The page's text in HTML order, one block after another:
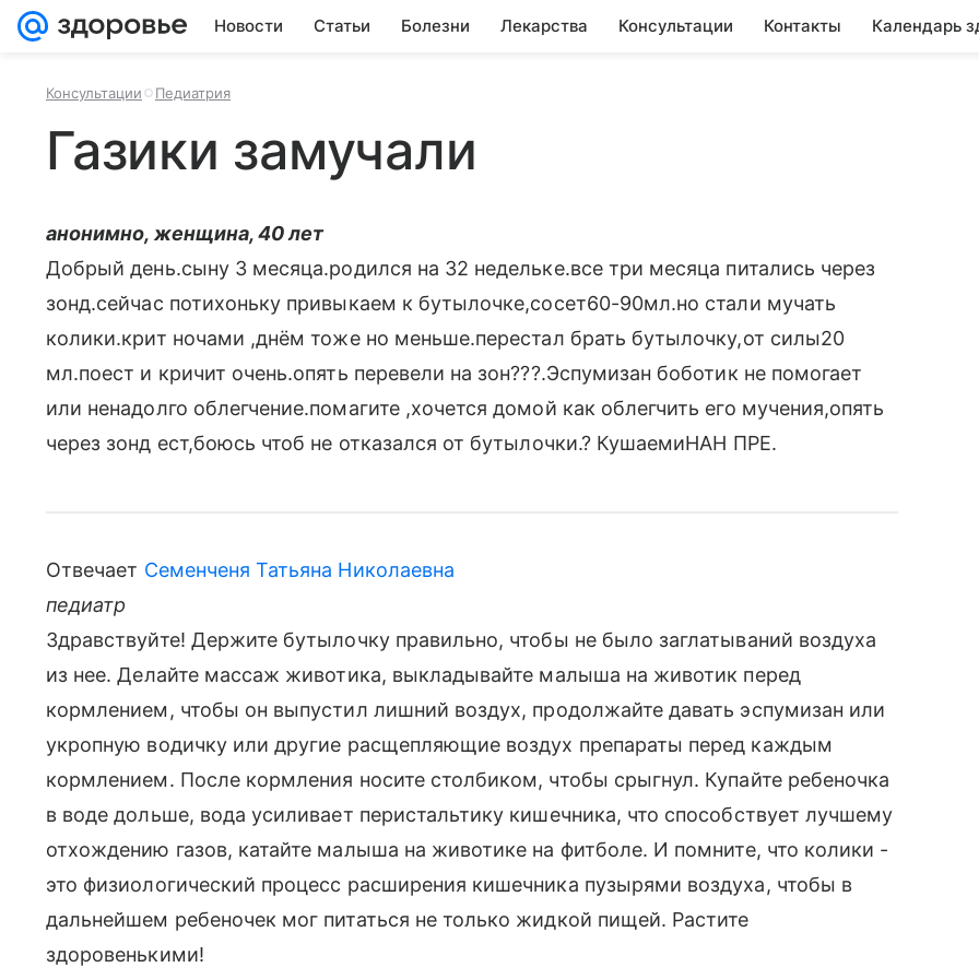
Новости Статьи Болезни Лекарства Консультации Контакты Календарь
Консультации Педиатрия
Газики замучали
анонимно, женщина, 40 лет
Добрый день.сыну 3 месяца.родился на 32 недельке.все три месяца питались через
зонд.сейчас потихоньку привыкаем к бутылочке,сосет60-90мл.но стали мучать
колики.крит ночами ,днём тоже но меньше.перестал брать бутылочку,от силы20
мл.поест и кричит очень.опять перевели на зон???.Эспумизан боботик не помогает
или ненадолго облегчение.помагите ,хочется домой как облегчить его мучения,опять
через зонд ест,боюсь чтоб не отказался от бутылочки.? КушаемиНАН ПРЕ.
Отвечает Семенченя Татьяна Николаевна
педиатр
Здравствуйте! Держите бутылочку правильно, чтобы не было заглатываний воздуха
из нее. Делайте массаж животика, выкладывайте малыша на животик перед
кормлением, чтобы он выпустил лишний воздух, продолжайте давать эспумизан или
укропную водичку или другие расщепляющие воздух препараты перед каждым
кормлением. После кормления носите столбиком, чтобы срыгнул. Купайте ребеночка
в воде дольше, вода усиливает перистальтику кишечника, что способствует лучшему
отхождению газов, катайте малыша на животике на фитболе. И помните, что колики -
это физиологический процесс расширения кишечника пузырями воздуха, чтобы в
дальнейшем ребеночек мог питаться не только жидкой пищей. Растите
здоровенькими!